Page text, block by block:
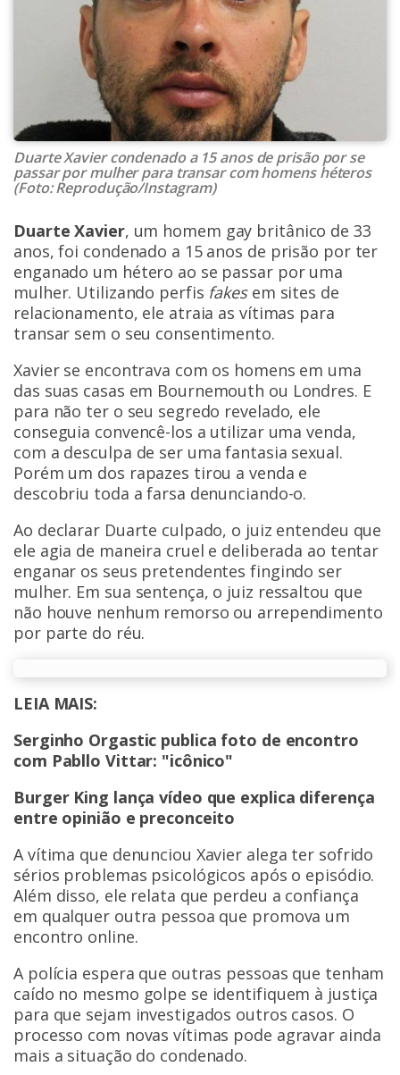
Duarte Xavier condenado a 15 anos de prisão por se
passar por mulher para transar com homens héteros
(Foto: Reprodução/Instagram)
Duarte Xavier, um homem gay britânico de 33
anos, foi condenado a 15 anos de prisão por ter
enganado um hétero ao se passar por uma
mulher. Utilizando perfis fakesem sites de
relacionamento, ele atraia as vítimas para
transar sem o seu consentimento.
Xavier se encontrava com os homens em uma
das suas casas em Bournemouth ou Londres. E
para não ter o seu segredo revelado, ele
conseguia convencê-los a utilizar uma venda,
com a desculpa de ser uma fantasia sexual.
Porém um dos rapazes tirou a venda e
descobriu toda a farsa denunciando-o.
Ao declarar Duarte culpado, o juiz entendeu que
ele agia de maneira cruel e deliberada ao tentar
enganar os seus pretendentes fingindo ser
mulher. Em sua sentença, o juiz ressaltou que
não houve nenhum remorso ou arrependimento
por parte do réu.
LEIA MAIS:
Serginho Orgastic publica foto de encontro
com Pabllo Vittar: "icônico"
Burger King lança vídeo que explica diferença
entre opinião e preconceito
A vítima que denunciou Xavier alega ter sofrido
sérios problemas psicológicos após o episódio.
Além disso, ele relata que perdeu a confiança
em qualquer outra pessoa que promova um
encontro online.
A polícia espera que outras pessoas que tenham
caído no mesmo golpe se identifiquem à justiça
para que sejam investigados outros casos. O
processo com novas vítimas pode agravar ainda
mais a situação do condenado.